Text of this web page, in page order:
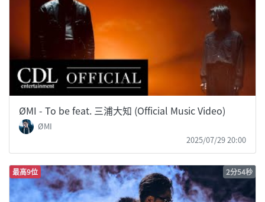
ØMI - To be feat. 三浦大知 (Official Music Video)
ØMI
2025/07/29 20:00
最高9位 2分54秒